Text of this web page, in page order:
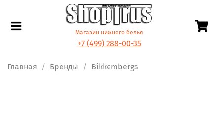
Магазин нижнего белья
+7 (499) 288-00-35
Главная Бренды Bikkembergs